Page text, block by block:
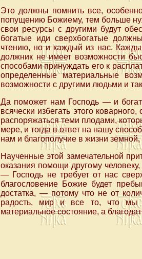
Это должны помнить все,
попущению Божиему, тем больше
свои ресурсы с другими будут
богатые иди сверхбогатые
чтению, но и каждый из нас.
должник не имеет возможности
способами принуждать его к
определенные материальные
возможности с другими людьми и
Да поможет нам Господь — и
всячески избегать этого
распоряжаться теми плодами,
мере, и тогда в ответ на нашу
нам и благополучие в жизни
Наученные этой замечательной
оказания помощи другому
— Господь не требует от нас
благословение Божие будет
достатка, — потому что не от
радость, мир и все то, что мы
материальное состояние, а